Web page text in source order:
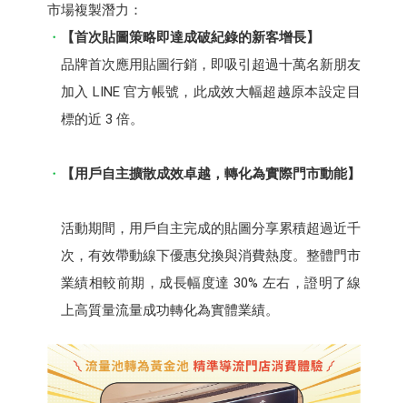
市場複製潛力：​
【首次貼圖策略即達成破紀錄的新客增長】​
品牌首次應用貼圖行銷，即吸引超過十萬名新朋友
加入 LINE 官方帳號，此成效大幅超越原本設定目
標的近 3 倍。​
【用戶自主擴散成效卓越，轉化為實際門市動能】​
活動期間，用戶自主完成的貼圖分享累積超過近千
次，有效帶動線下優惠兌換與消費熱度。整體門市
業績相較前期，成長幅度達 30% 左右，證明了線
上高質量流量成功轉化為實體業績。